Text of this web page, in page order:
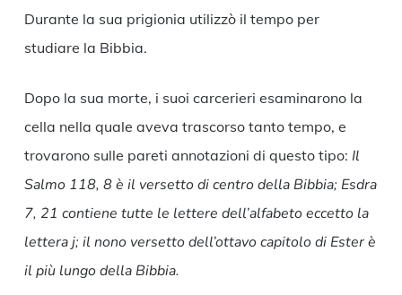
Durante la sua prigionia utilizzò il tempo per
studiare la Bibbia.
Dopo la sua morte, i suoi carcerieri esaminarono la
cella nella quale aveva trascorso tanto tempo, e
trovarono sulle pareti annotazioni di questo tipo: Il
Salmo 118, 8 è il versetto di centro della Bibbia; Esdra
7, 21 contiene tutte le lettere dell’alfabeto eccetto la
lettera j; il nono versetto dell’ottavo capitolo di Ester è
il più lungo della Bibbia.